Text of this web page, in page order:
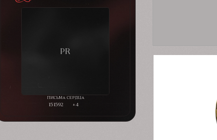
151592 +4